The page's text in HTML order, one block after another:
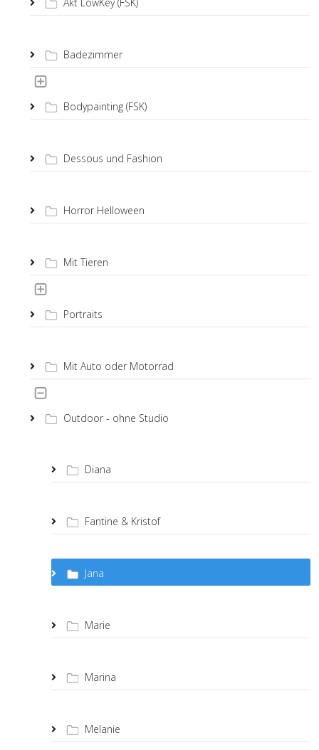
Badezimmer
Bodypainting (FSK)
Dessous und Fashion
Horror Helloween
Mit Tieren
Portraits
Mit Auto oder Motorrad
Outdoor - ohne Studio
Diana
Fantine & Kristof
Jana
Marie
Marina
Melanie